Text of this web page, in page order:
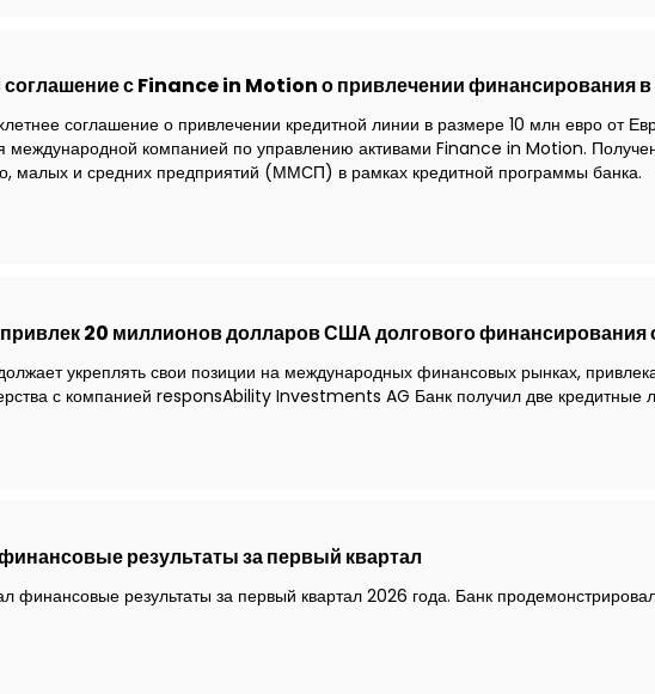
с Finance in Motion о привлечении финансирования в
соглашение о привлечении кредитной линии в размере 10 млн евро от
международной компанией по управлению активами Finance in Motion.
малых и средних предприятий (ММСП) в рамках кредитной программы банка.
20 миллионов долларов США долгового финансирования
укреплять свои позиции на международных финансовых рынках,
с компанией responsAbility Investments AG Банк получил две
результаты за первый квартал
финансовые результаты за первый квартал 2026 года. Банк